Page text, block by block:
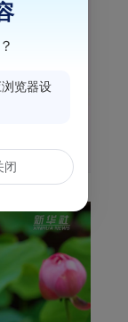
览器设
闭